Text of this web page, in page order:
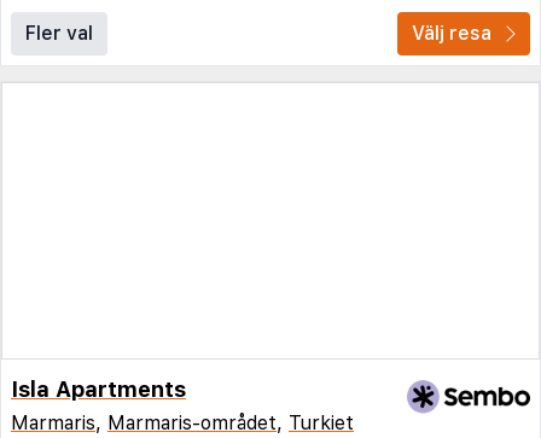
Fler val Välj resa
Isla Apartments
Marmaris, Marmaris-området, Turkiet